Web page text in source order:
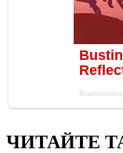
ЧИТАЙТЕ